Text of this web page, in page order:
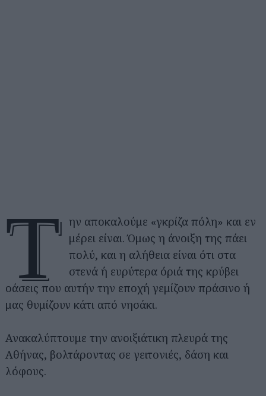
Τ
ην αποκαλούμε «γκρίζα πόλη» και εν
μέρει είναι. Όμως η άνοιξη της πάει
πολύ, και η αλήθεια είναι ότι στα
στενά ή ευρύτερα όριά της κρύβει
οάσεις που αυτήν την εποχή γεμίζουν πράσινο ή
μας θυμίζουν κάτι από νησάκι.
Ανακαλύπτουμε την ανοιξιάτικη πλευρά της
Αθήνας, βολτάροντας σε γειτονιές, δάση και
λόφους.